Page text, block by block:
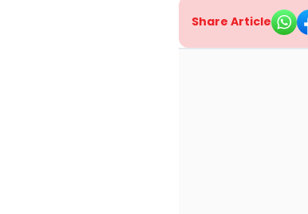
Share Article